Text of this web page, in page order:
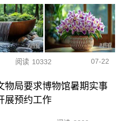
阅读 10332 07-22
物局要求博物馆暑期实事
展预约工作